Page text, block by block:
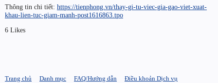
Thông tin chi tiết: https://tienphong.vn/thay-gi-tu-viec-gia-gao-viet-xuat-
khau-lien-tuc-giam-manh-post1616863.tpo
6 Likes
Trang chủ Danh mục FAQ/Hướng dẫn
Điều khoản Dịch vụ